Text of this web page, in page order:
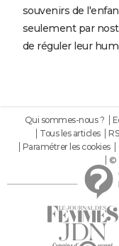
souvenirs de
seulement par
de réguler leur
Qui sommes-nous ?
Tous les articles
Paramétrer les cookies
©